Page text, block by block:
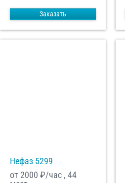
Заказать
Нефаз 5299
от 2000 ₽/час , 44